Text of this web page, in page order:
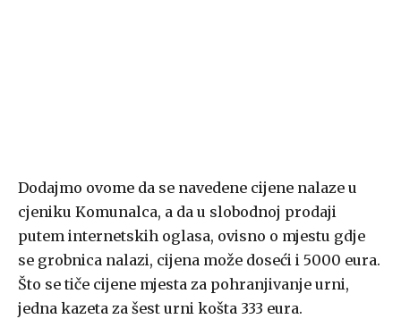
Dodajmo ovome da se navedene cijene nalaze u
cjeniku Komunalca, a da u slobodnoj prodaji
putem internetskih oglasa, ovisno o mjestu gdje
se grobnica nalazi, cijena može doseći i 5000 eura.
Što se tiče cijene mjesta za pohranjivanje urni,
jedna kazeta za šest urni košta 333 eura.